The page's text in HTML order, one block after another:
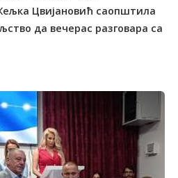
Цвијановић саопштила
да вечерас разговара са